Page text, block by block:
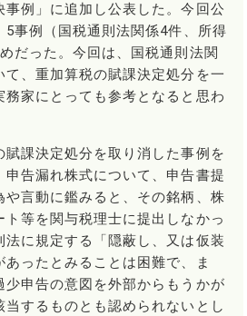
例」に追加し公表した。今回公
事例（国税通則法関係4件、所得
だった。今回は、国税通則法関
、重加算税の賦課決定処分を一
家にとっても参考となると思わ
賦課決定処分を取り消した事例を
告漏れ株式について、申告書提
や言動に鑑みると、その銘柄、株
等を関与税理士に提出しなかっ
法に規定する「隠蔽し、又は仮装
あったとみることは困難で、ま
少申告の意図を外部からもうかが
するものとも認められないとし